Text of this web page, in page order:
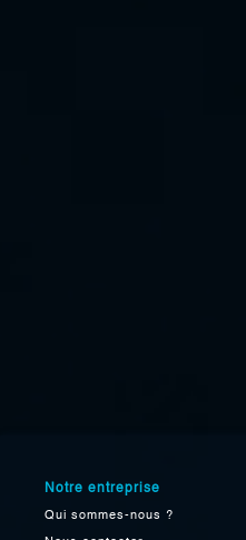
Notre entreprise
Qui sommes-nous ?